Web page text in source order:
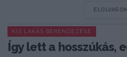
KIS LAKÁS BERENDEZÉSE
Így lett a hosszúkás,